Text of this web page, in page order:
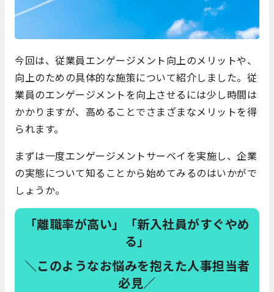
今回は、従業員エンゲージメント向上のメリットや、
向上のための具体的な施策について紹介しました。従
業員のエンゲージメントを向上させるには少し時間は
かかりますが、高めることでさまざまなメリットを得
られます。
まずは一度エンゲージメントサーベイを実施し、企業
の実態について知ることから始めてみるのはいかがで
しょうか。
「離職率が高い」「新入社員がすぐやめ
る」
＼このようなお悩みを抱えた人事担当者
必見／